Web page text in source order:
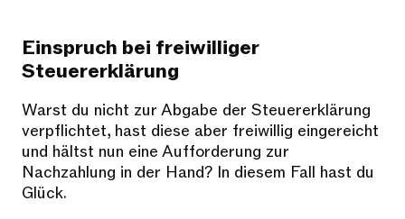
Einspruch bei freiwilliger
Steuererklärung
Warst du nicht zur Abgabe der Steuererklärung
verpflichtet, hast diese aber freiwillig eingereicht
und hältst nun eine Aufforderung zur
Nachzahlung in der Hand? In diesem Fall hast du
Glück.